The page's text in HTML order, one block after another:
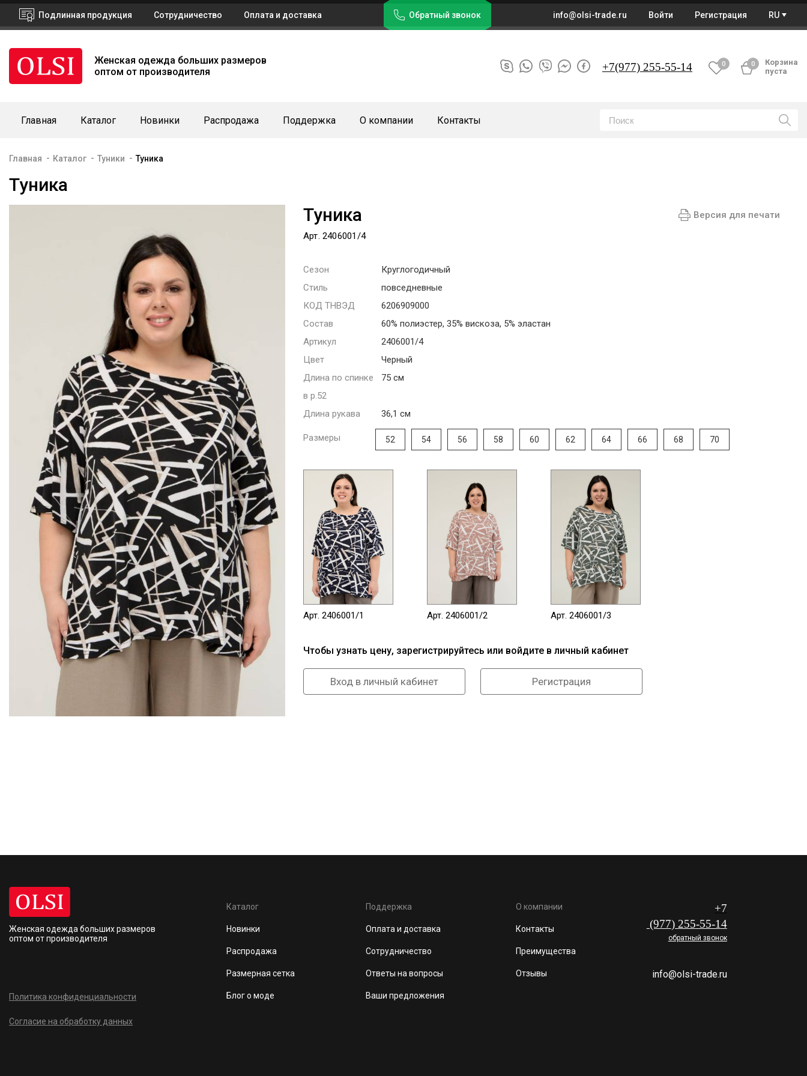
Подлинная продукция Сотрудничество Оплата и доставка Обратный звонок info@olsi-trade.ru Войти Регистрация RU
Женская одежда больших размеров
оптом от производителя
+7(977) 255-55-14 0 0
Корзина
пуста
Главная Каталог Новинки Распродажа Поддержка О компании Контакты
Главная - Каталог - Туники - Туника
Туника
Туника
Версия для печати
Арт. 2406001/4
Сезон
Круглогодичный
Стиль
повседневные
КОД ТНВЭД
6206909000
Состав
60% полиэстер, 35% вискоза, 5% эластан
Артикул
2406001/4
Цвет
Черный
Длина по спинке
в р.52
75 см
Длина рукава 36,1 см
Размеры 52 54 56 58 60 62 64 66 68 70
Арт. 2406001/1 Арт. 2406001/2 Арт. 2406001/3
Чтобы узнать цену, зарегистрируйтесь или войдите в личный кабинет
Вход в личный кабинет Регистрация
Женская одежда больших размеров
оптом от производителя
Политика конфиденциальности
Согласие на обработку данных
Каталог
Новинки
Распродажа
Размерная сетка
Блог о моде
Поддержка
Оплата и доставка
Сотрудничество
Ответы на вопросы
Ваши предложения
О компании
Контакты
Преимущества
Отзывы
+7
(977) 255-55-14
обратный звонок
info@olsi-trade.ru